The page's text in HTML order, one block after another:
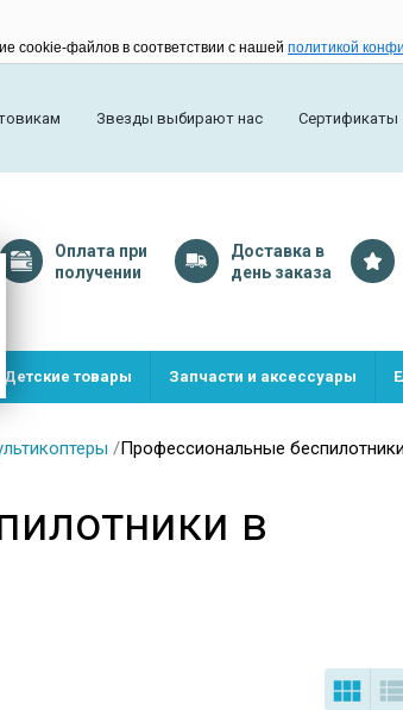
cookie-файлов в соответствии с нашей политикой
Звезды выбирают нас Сертификаты
Оплата при
получении
Доставка в
день заказа
Детские товары Запчасти и аксессуары
/Профессиональные
в
